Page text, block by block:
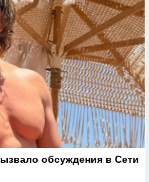
обсуждения в Сети